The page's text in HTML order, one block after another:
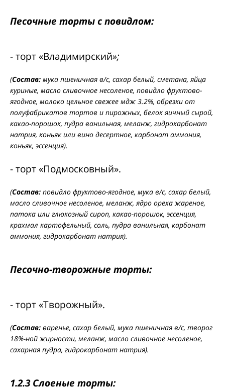
Песочные торты с повидлом:
- торт «Владимирский»;
(Состав: мука пшеничная в/с, сахар белый, сметана, яйца
куриные, масло сливочное несоленое, повидло фруктово-
ягодное, молоко цельное свежее мдж 3.2%, обрезки от
полуфабрикатов тортов и пирожных, белок яичный сырой,
какао-порошок, пудра ванильная, меланж, гидрокарбонат
натрия, коньяк или вино десертное, карбонат аммония,
коньяк, эссенция).
- торт «Подмосковный».
(Состав: повидло фруктово-ягодное, мука в/с, сахар белый,
масло сливочное несоленое, меланж, ядро ореха жареное,
патока или глюкозный сироп, какао-порошок, эссенция,
крахмал картофельный, соль, пудра ванильная, карбонат
аммония, гидрокарбонат натрия).
Песочно-творожные торты:
- торт «Творожный».
(Состав: варенье, сахар белый, мука пшеничная в/с, творог
18%-ной жирности, меланж, масло сливочное несоленое,
сахарная пудра, гидрокарбонат натрия).
1.2.3 Слоеные торты: